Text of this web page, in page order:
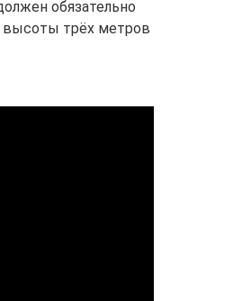
обязательно
высоты трёх метров